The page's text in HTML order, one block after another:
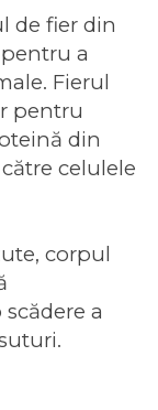
de fier din
a
Fierul
pentru
din
celulele
corpul
a